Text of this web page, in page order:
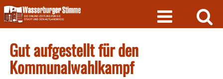
Skip
to
content
Gut aufgestellt für den
Kommunalwahlkampf